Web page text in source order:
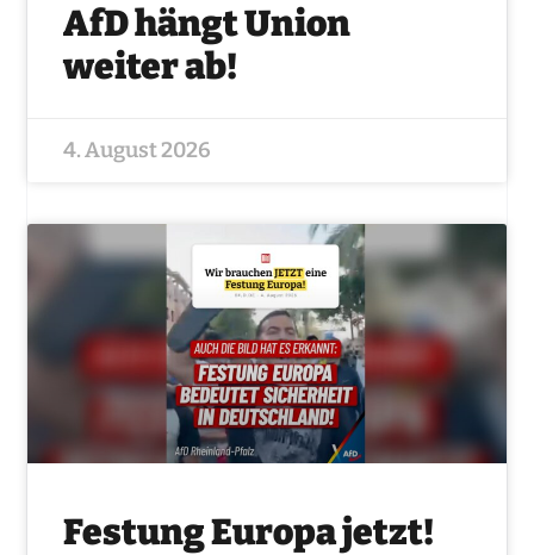
AfD hängt Union
weiter ab!
4. August 2026
Festung Europa jetzt!